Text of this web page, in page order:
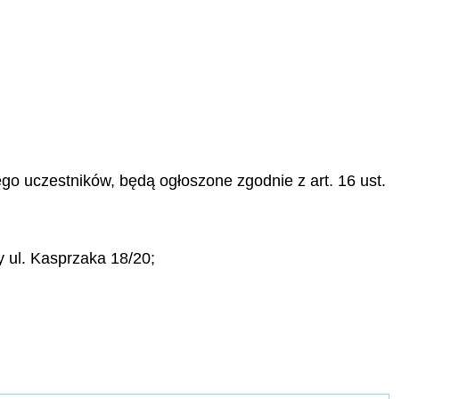
uczestników, będą ogłoszone zgodnie z art. 16 ust.
ul. Kasprzaka 18/20;